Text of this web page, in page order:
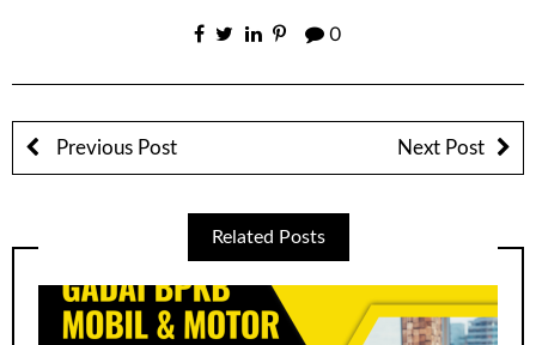
0
Previous Post Next Post
Related Posts